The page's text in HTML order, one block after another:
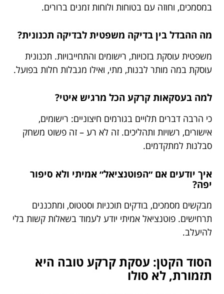
במסמכים, וחוזה עם בטוחות ולוחות זמנים ברורים.
מה ההבדל בין בדיקה משפטית לבדיקה תכנונית?
משפטית עוסקת בזכויות, רישומים והתחייבויות. תכנונית
עוסקת במה מותר לבנות, מתי, ואילו מגבלות חלות בפועל.
למה בעסקאות קרקע הכל מרגיש איטי?
כי הרבה דברים תלויים בגורמים חיצוניים: רישומים,
אישורים, רשויות ותהליכים. זה לא רע – זה פשוט משחק
סבלנות למתקדמים.
איך יודעים אם ״הפוטנציאל״ אמיתי ולא סיפור
יפה?
מבקשים מסמכים, בודקים תוכניות וסטטוס, ומתכננים
תרחישים. פוטנציאל אמיתי יודע לעמוד בשאלות קשות בלי
להיעלב.
הסוד הקטן: עסקת קרקע טובה היא
תזמורת, לא סולו